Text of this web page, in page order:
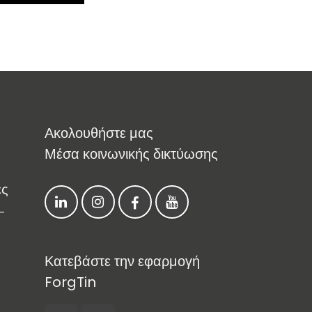
Ακολουθήστε μας
Μέσα κοινωνικής δικτύωσης
Κατεβάστε την εφαρμογή
ForgTin